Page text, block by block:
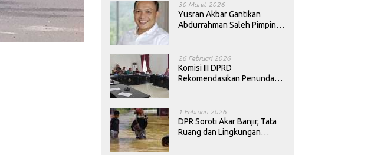
30 Maret 2026
Yusran Akbar Gantikan
Abdurrahman Saleh Pimpin
26 Februari 2026
Komisi III DPRD
Rekomendasikan Penundaan
1 Februari 2026
DPR Soroti Akar Banjir, Tata
Ruang dan Lingkungan